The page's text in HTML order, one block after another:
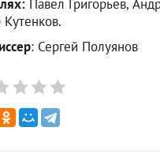
Павел Григорьев,
Кутенков.
: Сергей Полуянов